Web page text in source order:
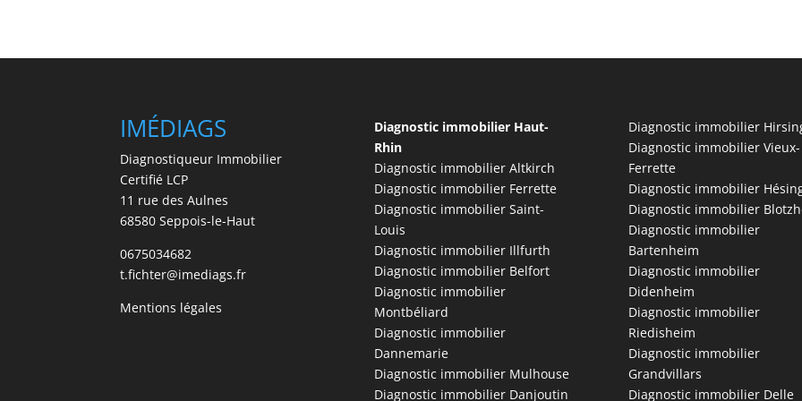
IMÉDIAGS
Diagnostiqueur Immobilier
Certifié LCP
11 rue des Aulnes
68580 Seppois-le-Haut
0675034682
t.fichter@imediags.fr
Mentions légales
Diagnostic immobilier Haut-
Rhin
Diagnostic immobilier Altkirch
Diagnostic immobilier Ferrette
Diagnostic immobilier Saint-
Louis
Diagnostic immobilier Illfurth
Diagnostic immobilier Belfort
Diagnostic immobilier
Montbéliard
Diagnostic immobilier
Dannemarie
Diagnostic immobilier Mulhouse
Diagnostic immobilier Danjoutin
Diagnostic immobilier
Diagnostic immobilier Vieux-
Ferrette
Diagnostic immobilier
Diagnostic immobilier
Diagnostic immobilier
Bartenheim
Diagnostic immobilier
Didenheim
Diagnostic immobilier
Riedisheim
Diagnostic immobilier
Grandvillars
Diagnostic immobilier Delle